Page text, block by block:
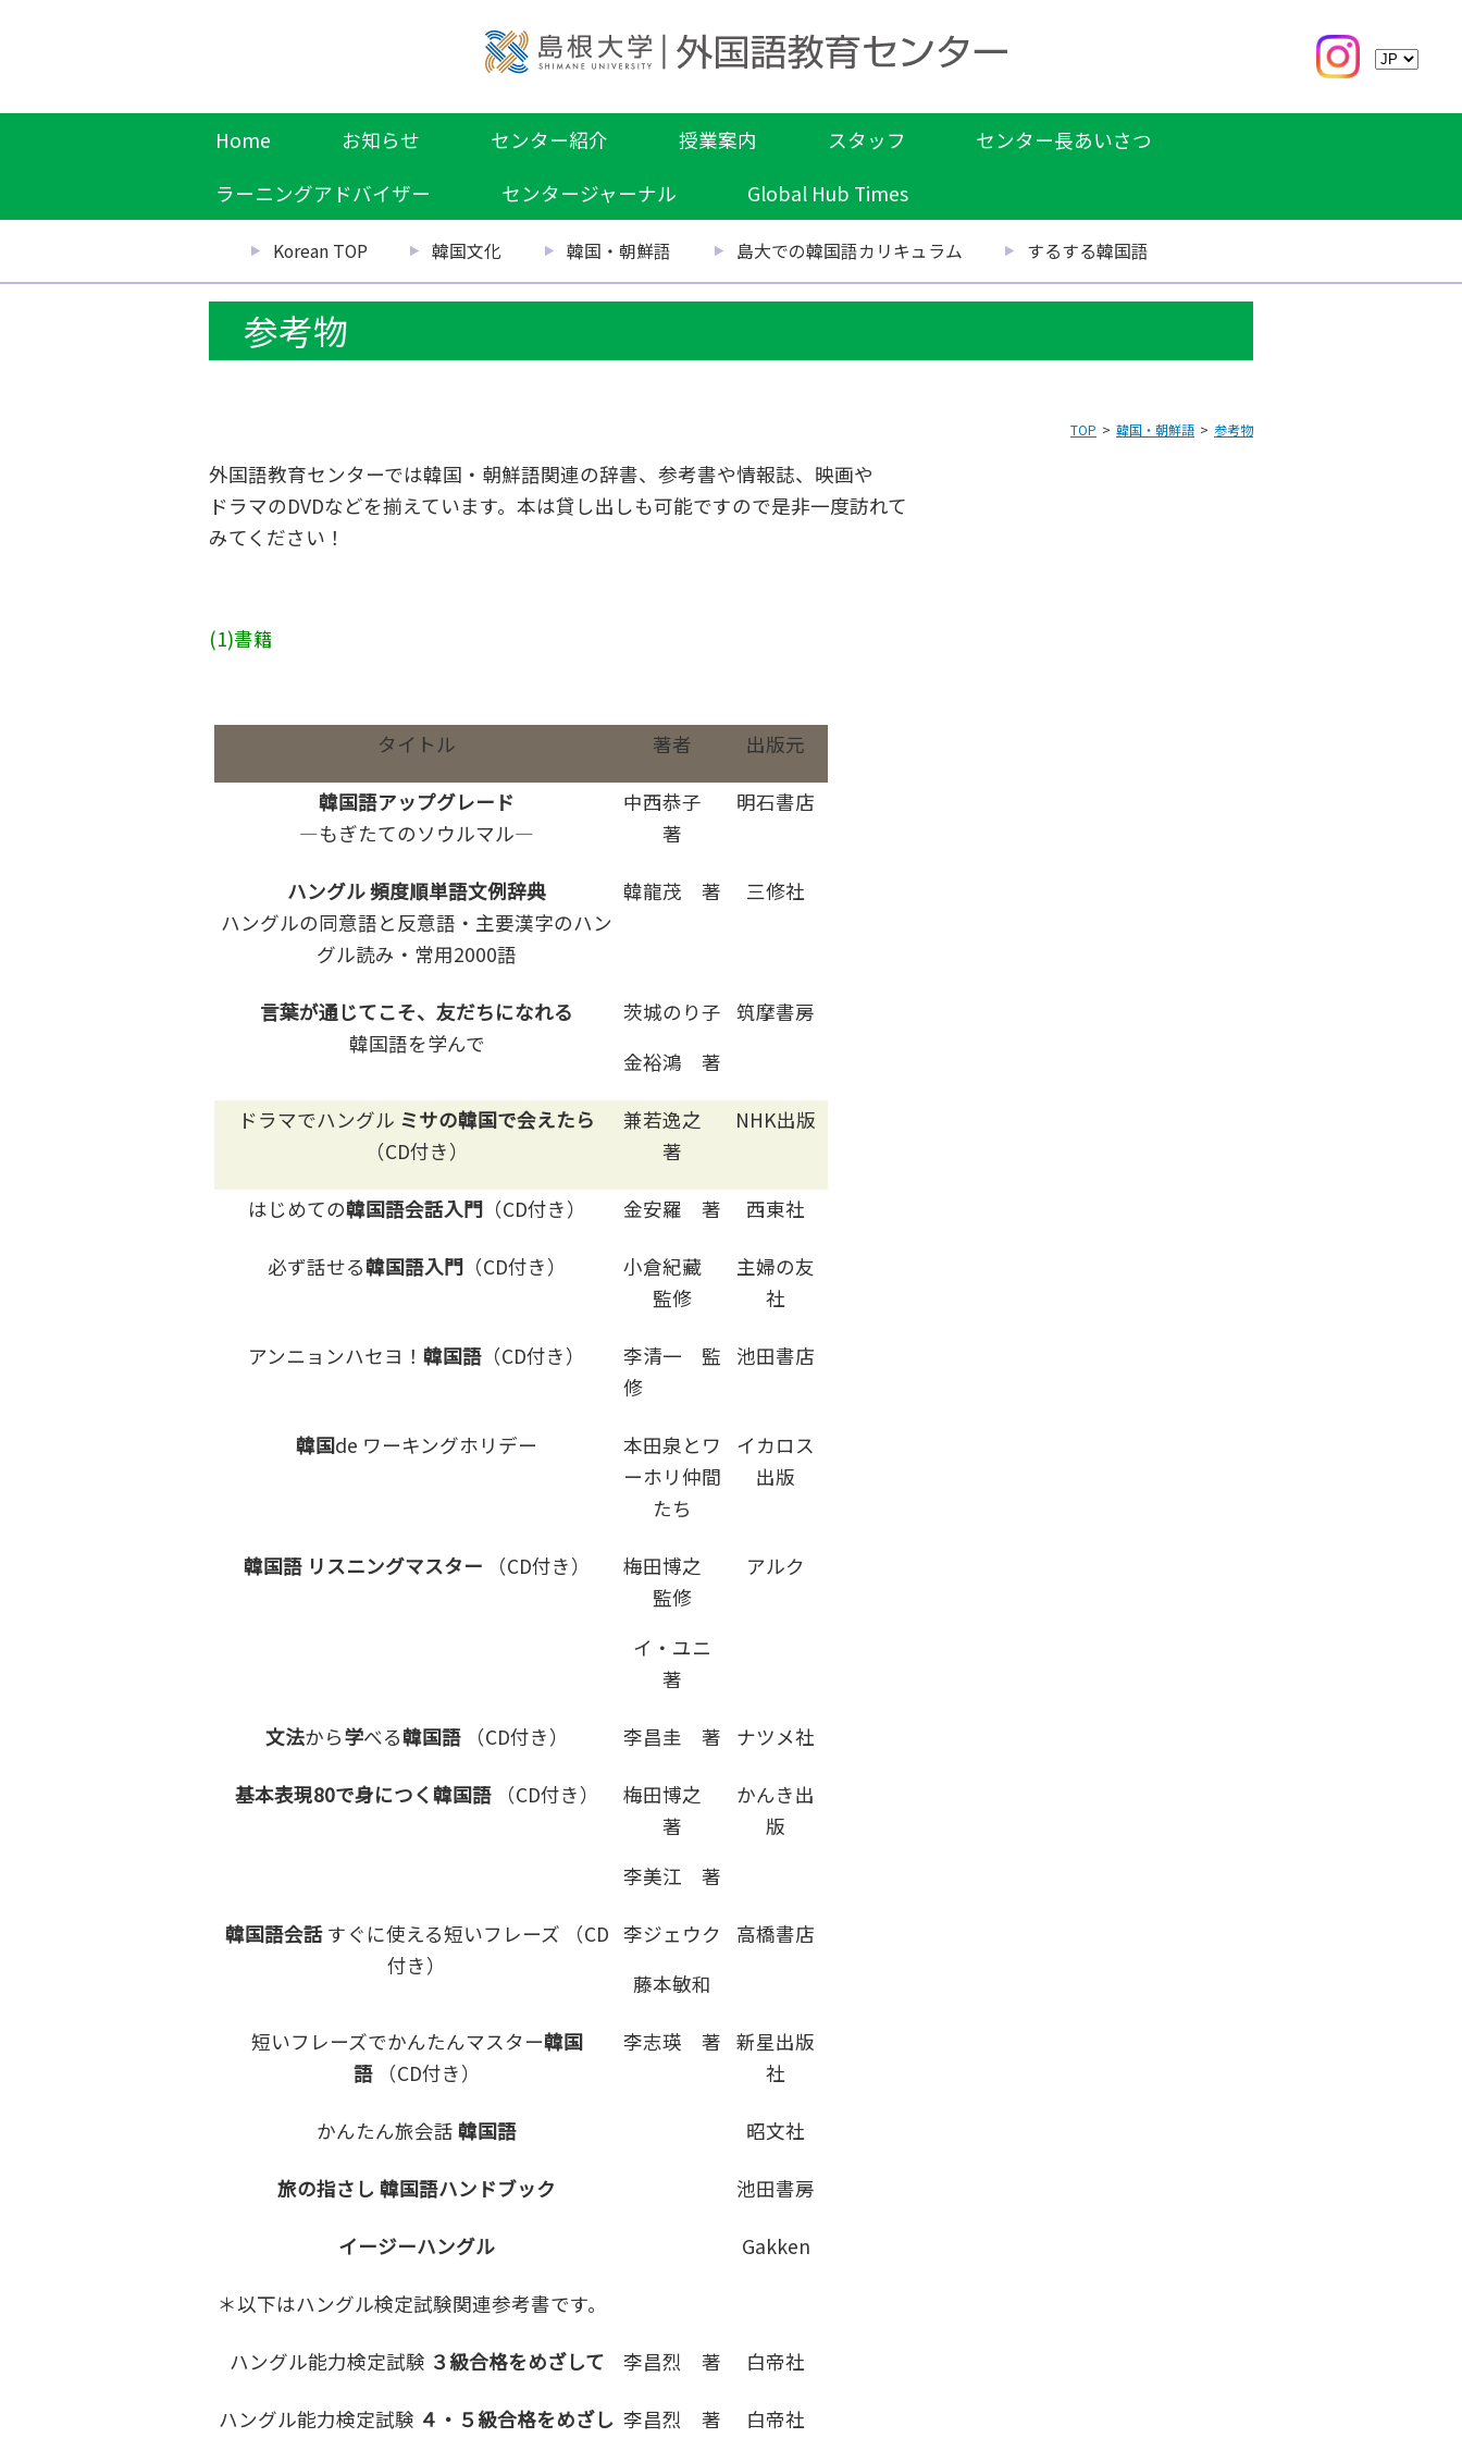
Home お知らせ センター紹介 授業案内 スタッフ
センター長あいさつ
ラーニングアドバイザー
センタージャーナル Global Hub Times
Korean TOP 韓国文化 韓国・朝鮮語 島大での韓国語カリキュラム するする韓国語
参考物
TOP 韓国・朝鮮語 参考物
外国語教育センターでは韓国・朝鮮語関連の辞書、参考書や情報誌、映画や
ドラマのDVDなどを揃えています。本は貸し出しも可能ですので是非一度訪れて
みてください！
(1)書籍
タイトル 著者 出版元
韓国語アップグレード
―もぎたてのソウルマル―
中西恭子
著
明石書店
ハングル頻度順単語文例辞典
ハングルの同意語と反意語・主要漢字のハン
グル読み・常用2000語
韓龍茂 著 三修社
言葉が通じてこそ、友だちになれる
韓国語を学んで
茨城のり子
金裕鴻 著
筑摩書房
ドラマでハングル ミサの韓国で会えたら
（CD付き）
兼若逸之
著
NHK出版
はじめての韓国語会話入門（CD付き） 金安羅 著 西東社
必ず話せる韓国語入門（CD付き）
小倉紀藏
監修
主婦の友
社
アンニョンハセヨ！韓国語 （CD付き）
李清一 監
修
池田書店
韓国de ワーキングホリデー
本田泉とワ
ーホリ仲間
たち
イカロス
出版
韓国語 リスニングマスター （CD付き）
梅田博之
監修
イ・ユニ
著
アルク
文法から学べる韓国語 （CD付き） 李昌圭 著 ナツメ社
基本表現80で身につく韓国語 （CD付き）
梅田博之
著
李美江 著
かんき出
版
韓国語会話 すぐに使える短いフレーズ （CD
付き）
李ジェウク
藤本敏和
高橋書店
短いフレーズでかんたんマスター韓国
語
（CD付き）
李志瑛 著
新星出版
社
かんたん旅会話韓国語 昭文社
旅の指さし 韓国語ハンドブック 池田書房
イージーハングル Gakken
＊以下はハングル検定試験関連参考書です。
ハングル能力検定試験 ３級合格をめざして 李昌烈 著 白帝社
ハングル能力検定試験 ４・５級合格をめざし 李昌烈 著 白帝社